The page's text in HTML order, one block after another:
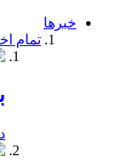
خبرها
تمام